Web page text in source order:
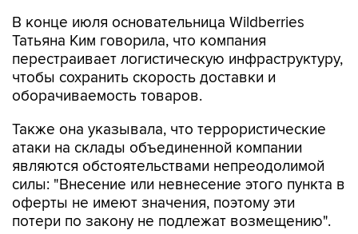
В конце июля основательница Wildberries
Татьяна Ким говорила, что компания
перестраивает логистическую инфраструктуру,
чтобы сохранить скорость доставки и
оборачиваемость товаров.
Также она указывала, что террористические
атаки на склады объединенной компании
являются обстоятельствами непреодолимой
силы: "Внесение или невнесение этого пункта в
оферты не имеют значения, поэтому эти
потери по закону не подлежат возмещению".